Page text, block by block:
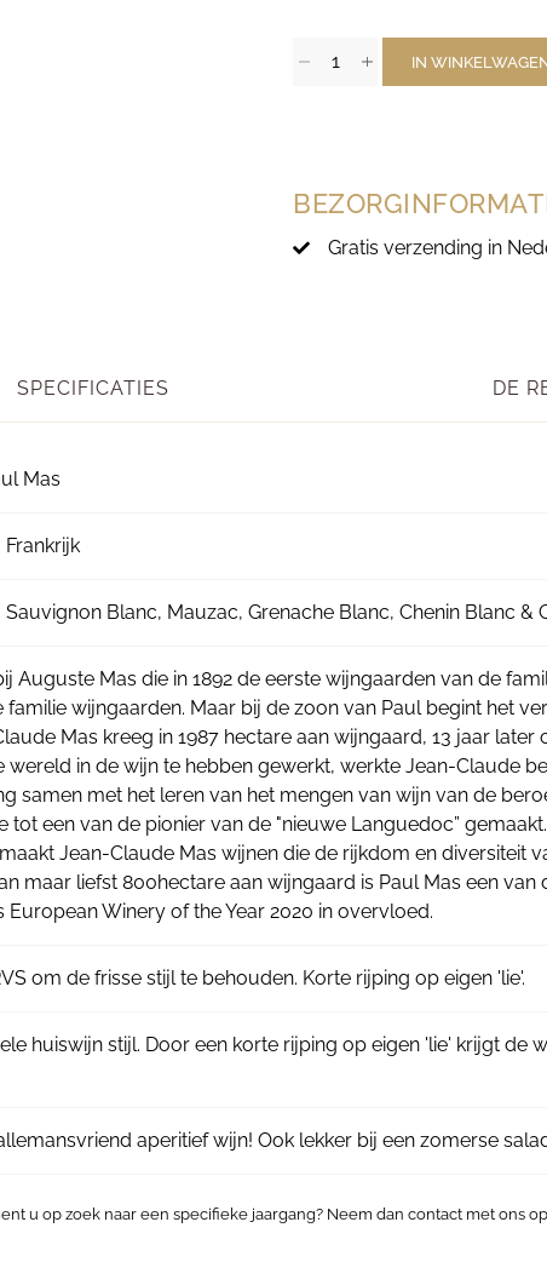
IN
Gratis verzending in
SPECIFICATIES DE
Mas
Blanc, Mauzac, Grenache Blanc, Chenin Blanc &
Auguste Mas die in 1892 de eerste wijngaarden van de
familie wijngaarden. Maar bij de zoon van Paul begint het
Mas kreeg in 1987 hectare aan wijngaard, 13 jaar
wereld in de wijn te hebben gewerkt, werkte Jean-Claude
samen met het leren van het mengen van wijn van de
tot een van de pionier van de "nieuwe Languedoc”
Jean-Claude Mas wijnen die de rijkdom en diversiteit
maar liefst 800hectare aan wijngaard is Paul Mas een
European Winery of the Year 2020 in overvloed.
om de frisse stijl te behouden. Korte rijping op eigen 'lie'.
huiswijn stijl. Door een korte rijping op eigen 'lie' krijgt de
aperitief wijn! Ook lekker bij een zomerse
u op zoek naar een specifieke jaargang? Neem dan contact met ons